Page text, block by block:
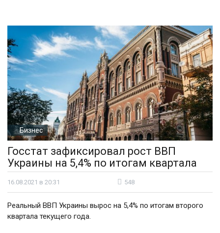
Бизнес
Госстат зафиксировал рост ВВП
Украины на 5,4% по итогам квартала
16.08.2021 в 20:31 548
Реальный ВВП Украины вырос на 5,4% по итогам второго
квартала текущего года.